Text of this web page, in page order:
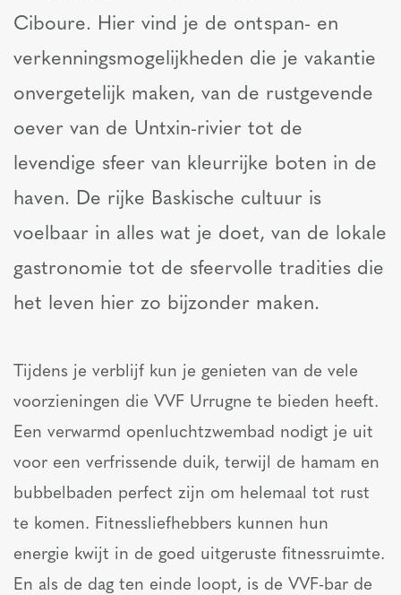
Ciboure. Hier vind je de ontspan- en
verkenningsmogelijkheden die je vakantie
onvergetelijk maken, van de rustgevende
oever van de Untxin-rivier tot de
levendige sfeer van kleurrijke boten in de
haven. De rijke Baskische cultuur is
voelbaar in alles wat je doet, van de lokale
gastronomie tot de sfeervolle tradities die
het leven hier zo bijzonder maken.
Tijdens je verblijf kun je genieten van de vele
voorzieningen die VVF Urrugne te bieden heeft.
Een verwarmd openluchtzwembad nodigt je uit
voor een verfrissende duik, terwijl de hamam en
bubbelbaden perfect zijn om helemaal tot rust
te komen. Fitnessliefhebbers kunnen hun
energie kwijt in de goed uitgeruste fitnessruimte.
En als de dag ten einde loopt, is de VVF-bar de